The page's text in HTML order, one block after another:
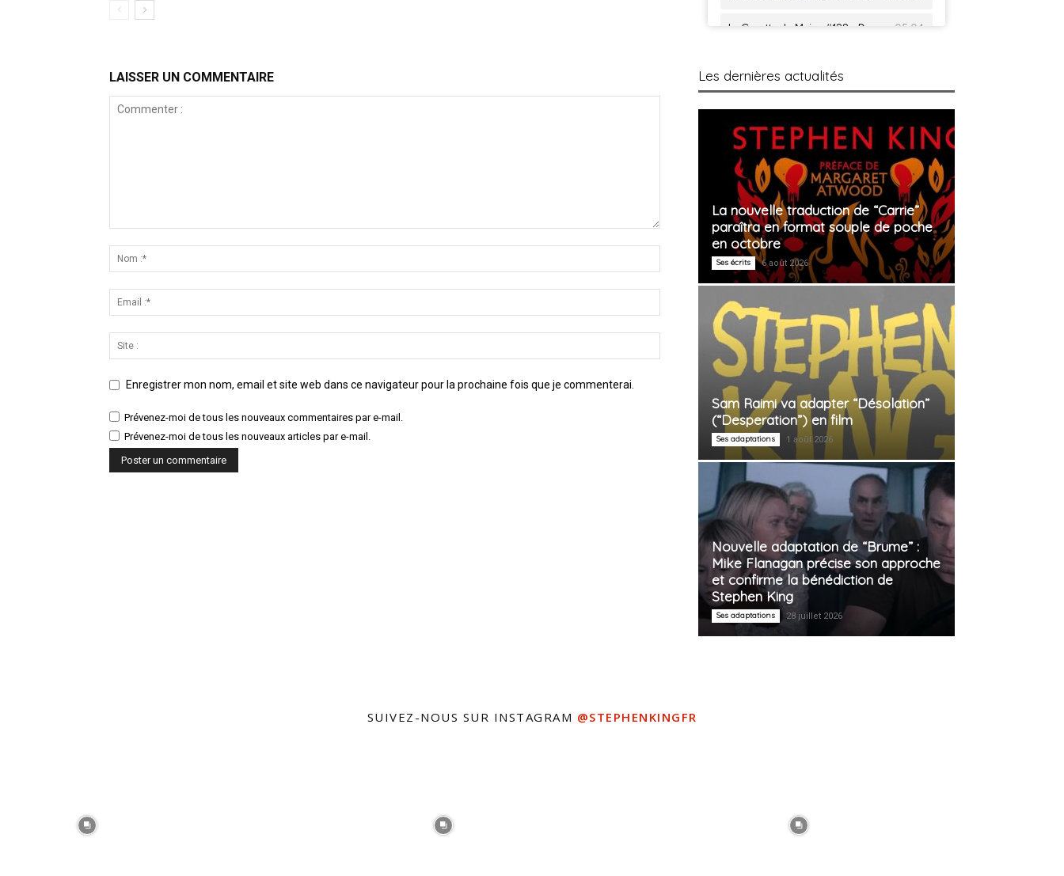
LAISSER UN COMMENTAIRE
Enregistrer mon nom, email et site web dans ce navigateur pour la prochaine fois que je commenterai.
Prévenez-moi de tous les nouveaux commentaires par e-mail.
Prévenez-moi de tous les nouveaux articles par e-mail.
Les dernières actualités
La nouvelle traduction de “Carrie”
paraîtra en format souple de poche
en octobre
Ses écrits 6 août 2026
Sam Raimi va adapter “Désolation”
(“Desperation”) en film
Ses adaptations 1 août 2026
Nouvelle adaptation de “Brume” :
Mike Flanagan précise son approche
et confirme la bénédiction de
Stephen King
Ses adaptations 28 juillet 2026
SUIVEZ-NOUS SUR INSTAGRAM @STEPHENKINGFR